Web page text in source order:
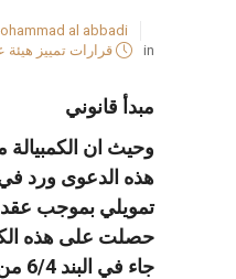
al abbadi
in
قرارات تمييز هيئة
مبدأ قانوني
وحيث ان
هذه الدعوى ورد في
تمويلي بموجب عقد
حصلت على هذه
جاء